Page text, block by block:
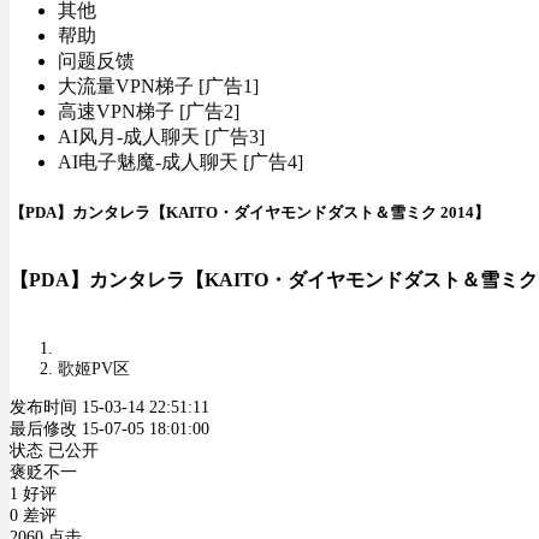
其他
帮助
问题反馈
大流量VPN梯子 [广告1]
高速VPN梯子 [广告2]
AI风月-成人聊天 [广告3]
AI电子魅魔-成人聊天 [广告4]
【PDA】カンタレラ【KAITO・ダイヤモンドダスト＆雪ミク 2014】
【PDA】カンタレラ【KAITO・ダイヤモンドダスト＆雪ミク
歌姬PV区
发布时间 15-03-14 22:51:11
最后修改 15-07-05 18:01:00
状态 已公开
褒贬不一
1 好评
0 差评